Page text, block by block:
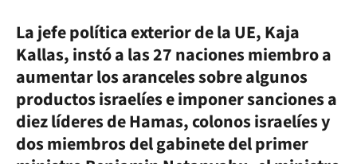
La jefe política exterior de la UE, Kaja
Kallas, instó a las 27 naciones miembro a
aumentar los aranceles sobre algunos
productos israelíes e imponer sanciones a
diez líderes de Hamas, colonos israelíes y
dos miembros del gabinete del primer